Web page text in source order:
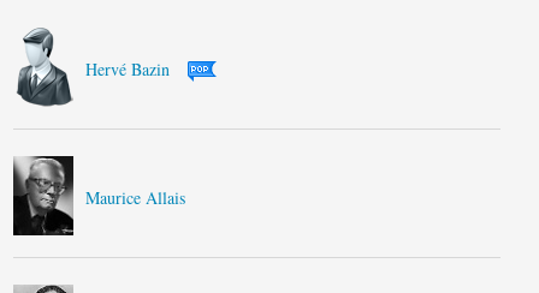
Hervé Bazin
Maurice Allais